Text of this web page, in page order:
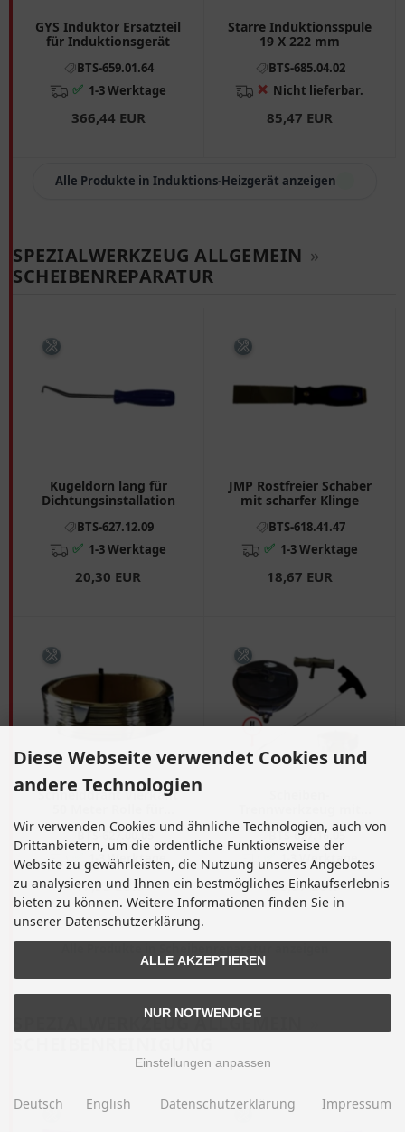
GYS Induktor Ersatzteil
für Induktionsgerät
BTS-659.01.64
✅ 1-3 Werktage
366,44 EUR
Starre Induktionsspule
19 X 222 mm
BTS-685.04.02
❌ Nicht lieferbar.
85,47 EUR
Alle Produkte in Induktions-Heizgerät anzeigen
SPEZIALWERKZEUG ALLGEMEIN »
SCHEIBENREPARATUR
Kugeldorn lang für
Dichtungsinstallation
BTS-627.12.09
✅ 1-3 Werktage
20,30 EUR
JMP Rostfreier Schaber
mit scharfer Klinge
BTS-618.41.47
✅ 1-3 Werktage
18,67 EUR
Schneiddraht Vierkant
Motorräder
BTS-627.00.05
1-3 Werktage
17,93 EUR
Saugheber
BTS-627.16.05
1-3 Werktage
156,87 EUR
SPEZIALWERKZEUG ALLGEMEIN
Diese Webseite verwendet Cookies und
andere Technologien
Wir verwenden Cookies und ähnliche Technologien, auch von
Drittanbietern, um die ordentliche Funktionsweise der
Website zu gewährleisten, die Nutzung unseres Angebotes
zu analysieren und Ihnen ein bestmögliches Einkaufserlebnis
bieten zu können. Weitere Informationen finden Sie in
unserer Datenschutzerklärung.
ALLE AKZEPTIEREN
NUR NOTWENDIGE
Einstellungen anpassen
Deutsch English Datenschutzerklärung Impressum